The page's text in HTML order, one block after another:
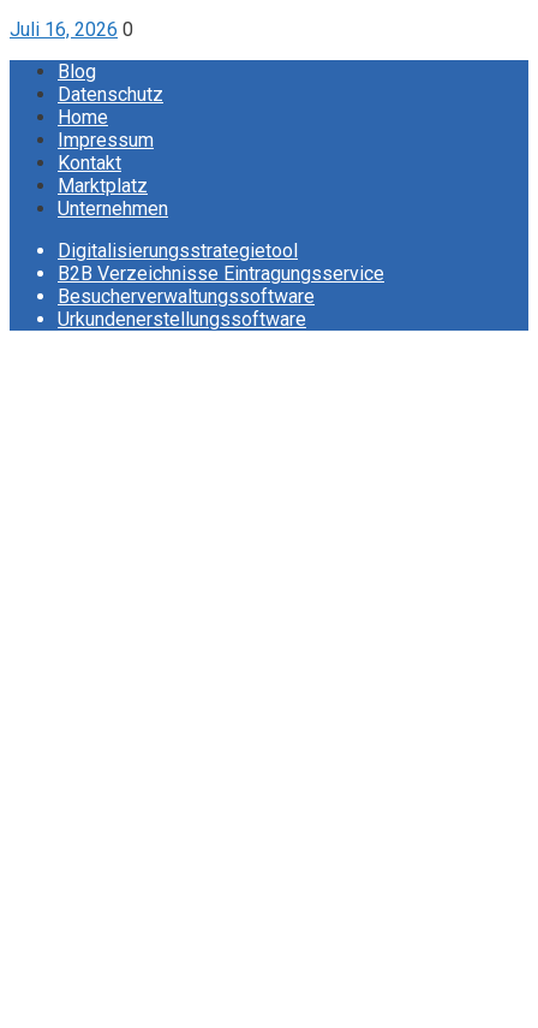
Juli 16, 2026 0
Blog
Datenschutz
Home
Impressum
Kontakt
Marktplatz
Unternehmen
Digitalisierungsstrategietool
B2B Verzeichnisse Eintragungsservice
Besucherverwaltungssoftware
Urkundenerstellungssoftware